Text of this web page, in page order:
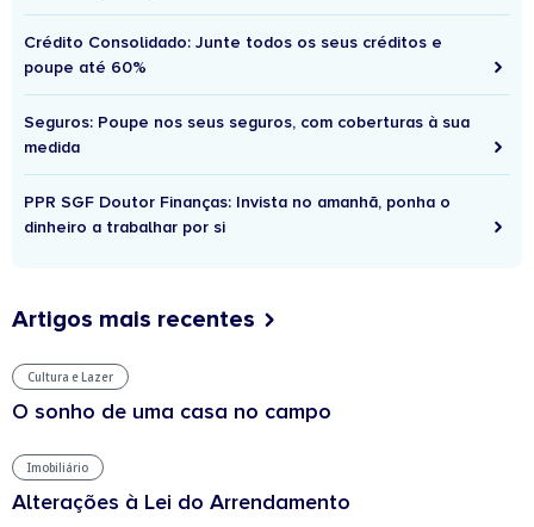
Crédito Consolidado: Junte todos os seus créditos e
poupe até 60%
Seguros: Poupe nos seus seguros, com coberturas à sua
medida
PPR SGF Doutor Finanças: Invista no amanhã, ponha o
dinheiro a trabalhar por si
Artigos mais recentes
Cultura e Lazer
O sonho de uma casa no campo
Imobiliário
Alterações à Lei do Arrendamento